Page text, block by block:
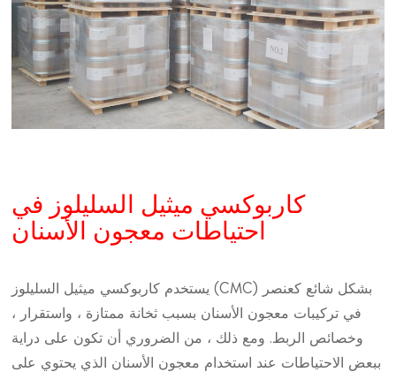
كاربوكسي ميثيل السليلوز في
احتياطات معجون الأسنان
يستخدم كاربوكسي ميثيل السليلوز (CMC) بشكل شائع كعنصر
في تركيبات معجون الأسنان بسبب ثخانة ممتازة ، واستقرار ،
وخصائص الربط. ومع ذلك ، من الضروري أن تكون على دراية
ببعض الاحتياطات عند استخدام معجون الأسنان الذي يحتوي على